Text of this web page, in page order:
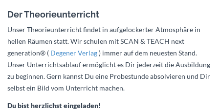
Der Theorieunterricht
Unser Theorieunterricht findet in aufgelockerter Atmosphäre in
hellen Räumen statt. Wir schulen mit SCAN & TEACH next
generation® ( Degener Verlag) immer auf dem neuesten Stand.
Unser Unterrichtsablauf ermöglicht es Dir jederzeit die Ausbildung
zu beginnen. Gern kannst Du eine Probestunde absolvieren und Dir
selbst ein Bild vom Unterricht machen.
Du bist herzlichst eingeladen!